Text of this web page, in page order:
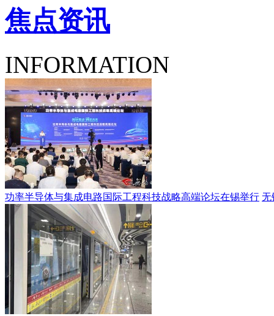
焦点资讯
INFORMATION
功率半导体与集成电路国际工程科技战略高端论坛在锡举行 无